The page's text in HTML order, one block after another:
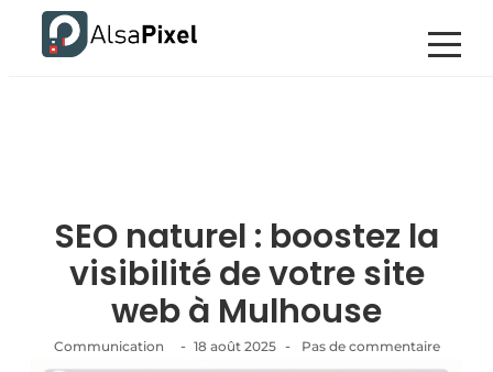
SEO naturel : boostez la
visibilité de votre site
web à Mulhouse
Communication - 18 août 2025 - Pas de commentaire